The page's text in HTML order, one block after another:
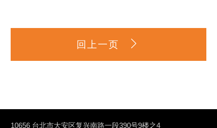
回上一页
10656 台北市大安区复兴南路一段390号9楼之4